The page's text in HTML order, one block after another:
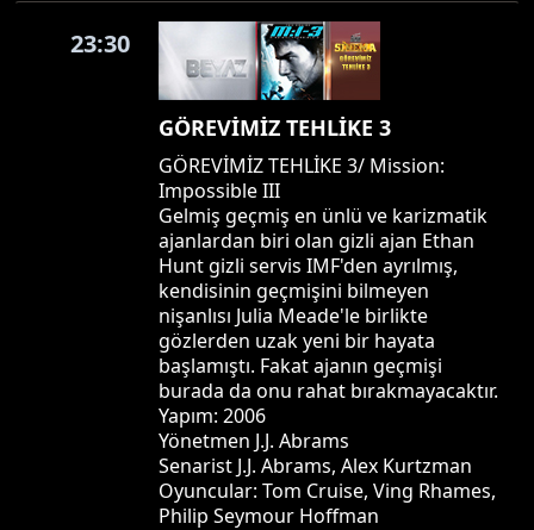
23:30
GÖREVİMİZ TEHLİKE 3
GÖREVİMİZ TEHLİKE 3/ Mission:
Impossible III
Gelmiş geçmiş en ünlü ve karizmatik
ajanlardan biri olan gizli ajan Ethan
Hunt gizli servis IMF'den ayrılmış,
kendisinin geçmişini bilmeyen
nişanlısı Julia Meade'le birlikte
gözlerden uzak yeni bir hayata
başlamıştı. Fakat ajanın geçmişi
burada da onu rahat bırakmayacaktır.
Yapım: 2006
Yönetmen J.J. Abrams
Senarist J.J. Abrams, Alex Kurtzman
Oyuncular: Tom Cruise, Ving Rhames,
Philip Seymour Hoffman